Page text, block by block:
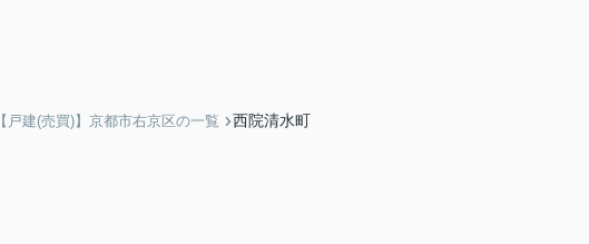
【戸建(売買)】京都市右京区の一覧 西院清水町